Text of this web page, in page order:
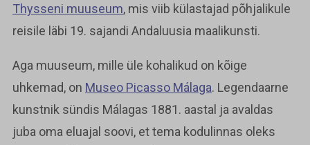
Thysseni muuseum, mis viib külastajad põhjalikule
reisile läbi 19. sajandi Andaluusia maalikunsti.
Aga muuseum, mille üle kohalikud on kõige
uhkemad, on Museo Picasso Málaga. Legendaarne
kunstnik sündis Málagas 1881. aastal ja avaldas
juba oma eluajal soovi, et tema kodulinnas oleks